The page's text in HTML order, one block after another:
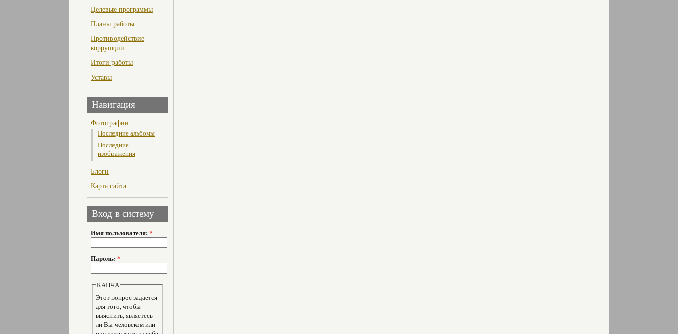
Целевые программы
Планы работы
Противодействие
коррупции
Итоги работы
Уставы
Навигация
Фотографии
Последние альбомы
Последние
изображения
Блоги
Карта сайта
Вход в систему
Имя пользователя: *
Пароль: *
КАПЧА
Этот вопрос задается
для того, чтобы
выяснить, являетесь
ли Вы человеком или